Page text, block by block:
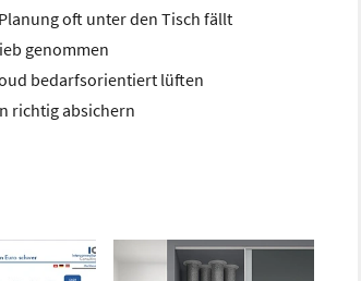
oft unter den Tisch fällt
genommen
bedarfsorientiert lüften
richtig absichern